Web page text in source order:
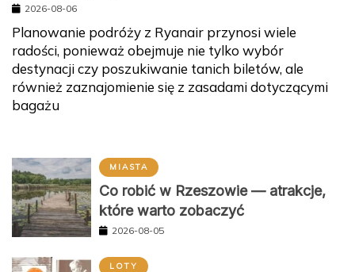
2026-08-06
Planowanie podróży z Ryanair przynosi wiele
radości, ponieważ obejmuje nie tylko wybór
destynacji czy poszukiwanie tanich biletów, ale
również zaznajomienie się z zasadami dotyczącymi
bagażu
MIASTA
Co robić w Rzeszowie — atrakcje,
które warto zobaczyć
2026-08-05
LOTY